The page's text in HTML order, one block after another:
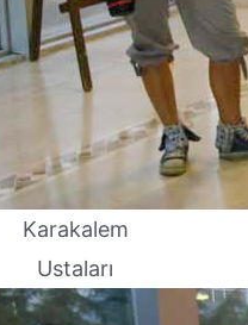
Karakalem
Ustaları